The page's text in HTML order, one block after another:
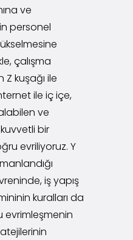
ve
personel
çalışma
Z kuşağı ile
ile iç içe,
ve
bir
evriliyoruz. Y
iş yapış
kuralları da
evrimleşmenin